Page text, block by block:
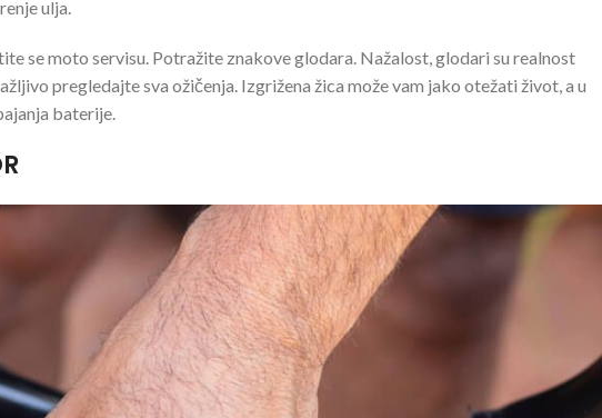
ulja.
se moto servisu. Potražite znakove glodara. Nažalost, glodari su realnost
pregledajte sva ožičenja. Izgrižena žica može vam jako otežati život, a u
baterije.